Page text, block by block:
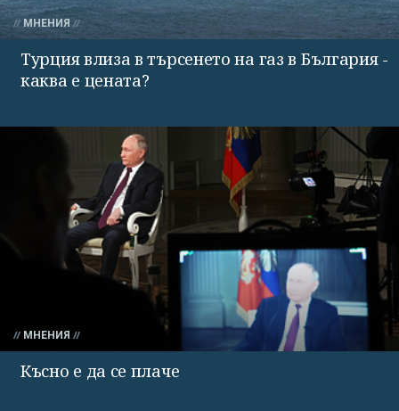
МНЕНИЯ
Турция влиза в търсенето на газ в България -
каква е цената?
МНЕНИЯ
Късно е да се плаче